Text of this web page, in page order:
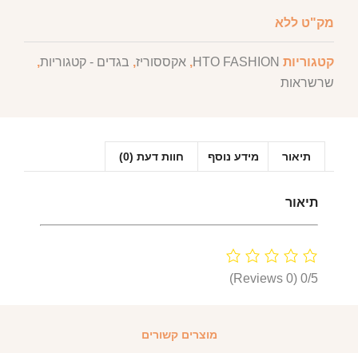
מק"ט ללא
קטגוריות HTO FASHION
, אקססוריז, בגדים - קטגוריות,
שרשראות
תיאור מידע נוסף חוות דעת (0)
תיאור
0/5
(0 Reviews)
מוצרים קשורים